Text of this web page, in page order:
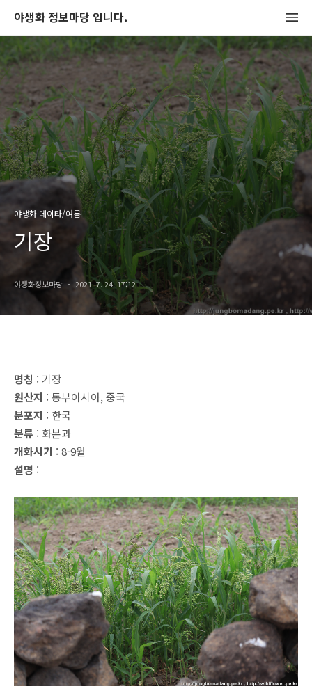
야생화 정보마당 입니다.
야생화 데이타/여름
기장
야생화정보마당 2021. 7. 24. 17:12
명칭 : 기장
원산지 : 동부아시아, 중국
분포지 : 한국
분류 : 화본과
개화시기 : 8-9월
설명 :